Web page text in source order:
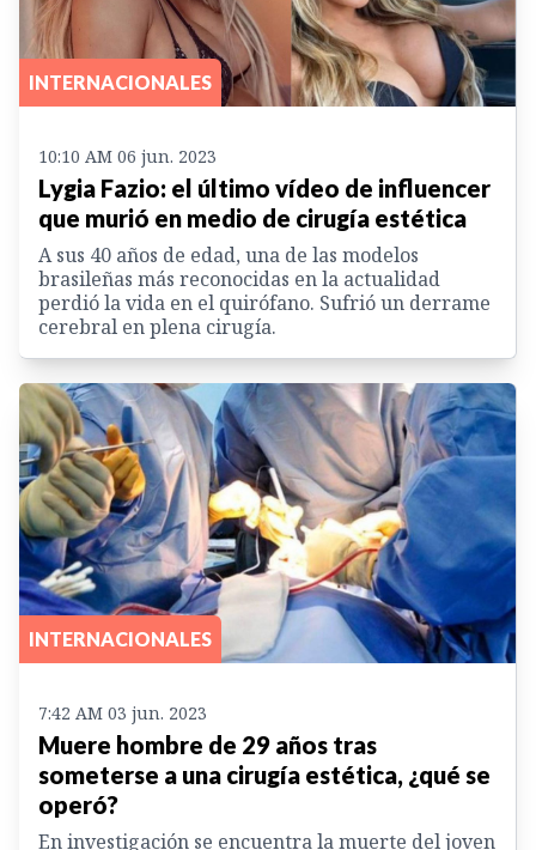
INTERNACIONALES
10:10 AM 06 jun. 2023
Lygia Fazio: el último vídeo de influencer
que murió en medio de cirugía estética
A sus 40 años de edad, una de las modelos
brasileñas más reconocidas en la actualidad
perdió la vida en el quirófano. Sufrió un derrame
cerebral en plena cirugía.
INTERNACIONALES
7:42 AM 03 jun. 2023
Muere hombre de 29 años tras
someterse a una cirugía estética, ¿qué se
operó?
En investigación se encuentra la muerte del joven